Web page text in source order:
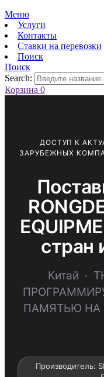
Меню
Услуги
Контакты
Ставки на перевозки
Поиск
Поиск
Search:
Корзина 0
ДОСТУП К
ЗАРУБЕЖНЫХ
стран
Китай ·
ПАМЯТЬЮ НА
Производитель: